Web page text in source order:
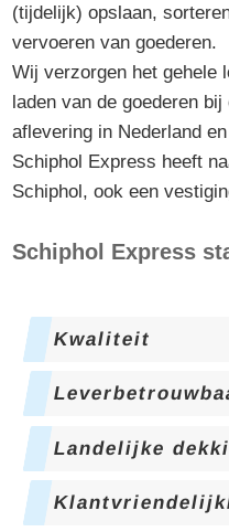
(tijdelijk) opslaan,
vervoeren van goederen.
Wij verzorgen het gehele
laden van de goederen
aflevering in Nederland
Schiphol Express heeft
Schiphol, ook een
Schiphol Express
Kwaliteit
Landelijke